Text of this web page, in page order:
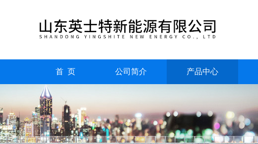
首 页 公司简介 产品中心